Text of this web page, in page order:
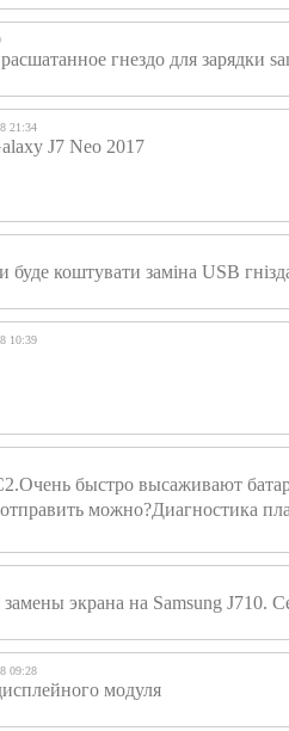
гнездо для зарядки
21:34
J7 Neo 2017
буде коштувати заміна USB
10:39
быстро высаживают
можно?Диагностика
экрана на Samsung J710.
09:28
модуля